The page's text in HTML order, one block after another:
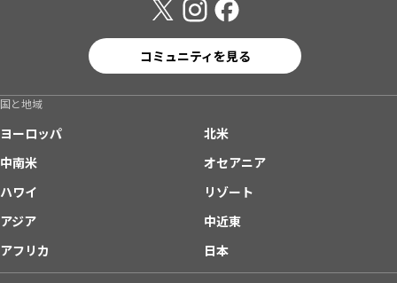
コミュニティを見る
国と地域
ヨーロッパ
北米
中南米
オセアニア
ハワイ
リゾート
アジア
中近東
アフリカ
日本